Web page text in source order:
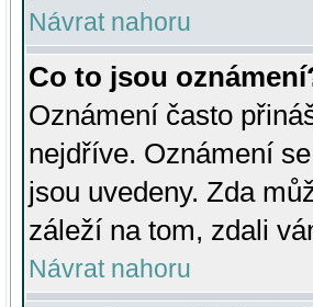
Návrat nahoru
Co to jsou
Oznámení často
nejdříve. Oznámení
jsou uvedeny. Zda
záleží na tom, zdali
Návrat nahoru